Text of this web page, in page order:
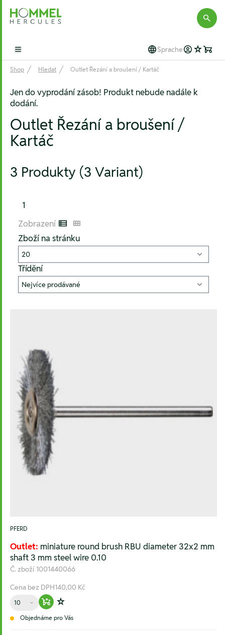
Hommel Hercules
Open main menu Sprache
Shop Hledat Outlet Řezání a broušení / Kartáč
Jen do vyprodání zásob! Produkt nebude nadále k
dodání.
Outlet Řezání a broušení /
Kartáč
3 Produkty (3 Variant)
1
Zobrazení Listenansicht
Kachelansicht
Zboží na stránku
Třídění
PFERD
Outlet: miniature round brush RBU diameter 32x2 mm
shaft 3 mm steel wire 0.10
Č. zboží 1001440066
Cena bez DPH140,00 Kč
Množství
Warenkorb hinzufügen
Zur Wunschliste hinzufügen
Objednáme pro Vás